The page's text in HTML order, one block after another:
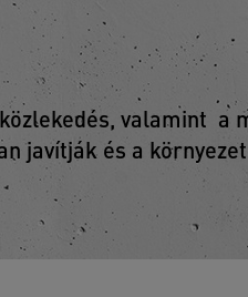
valamint a
javítják és a